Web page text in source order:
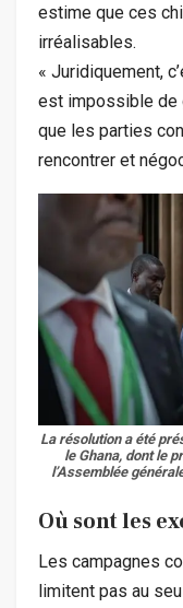
estime que ces
irréalisables.
« Juridiquement,
est impossible de
que les parties
rencontrer et
La résolution a été
le Ghana, dont le
l’Assemblée
Où sont les
Les campagnes
limitent pas au